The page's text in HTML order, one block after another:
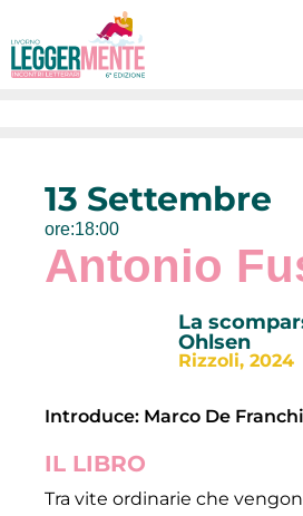
13 Settembre
ore:18:00
Antonio
La
Ohlsen
Rizzoli, 2024
Introduce: Marco De Franchi
IL LIBRO
Tra vite ordinarie che